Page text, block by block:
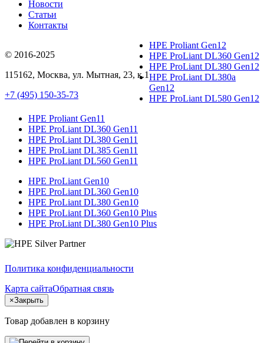
Новости
Статьи
Контакты
© 2016-2025
115162, Москва, ул. Мытная, 23, к.1
+7 (495) 150-35-73
HPE Proliant Gen12
HPE ProLiant DL360 Gen12
HPE ProLiant DL380 Gen12
HPE ProLiant DL380a
Gen12
HPE ProLiant DL580 Gen12
HPE Proliant Gen11
HPE ProLiant DL360 Gen11
HPE ProLiant DL380 Gen11
HPE ProLiant DL385 Gen11
HPE ProLiant DL560 Gen11
HPE ProLiant Gen10
HPE ProLiant DL360 Gen10
HPE ProLiant DL380 Gen10
HPE ProLiant DL360 Gen10 Plus
HPE ProLiant DL380 Gen10 Plus
Политика конфиденциальности
Карта сайтаОбратная связь
×Закрыть
Товар добавлен в корзину